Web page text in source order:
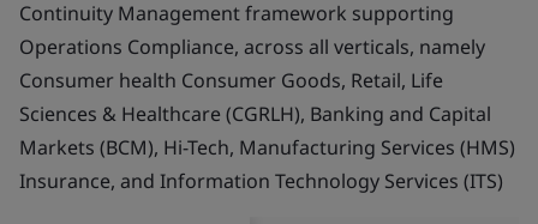
Continuity Management framework supporting
Operations Compliance, across all verticals, namely
Consumer health Consumer Goods, Retail, Life
Sciences & Healthcare (CGRLH), Banking and Capital
Markets (BCM), Hi-Tech, Manufacturing Services (HMS)
Insurance, and Information Technology Services (ITS)